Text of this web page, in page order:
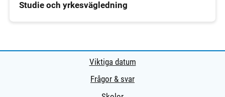
Studie och yrkesvägledning
Viktiga datum
Frågor & svar